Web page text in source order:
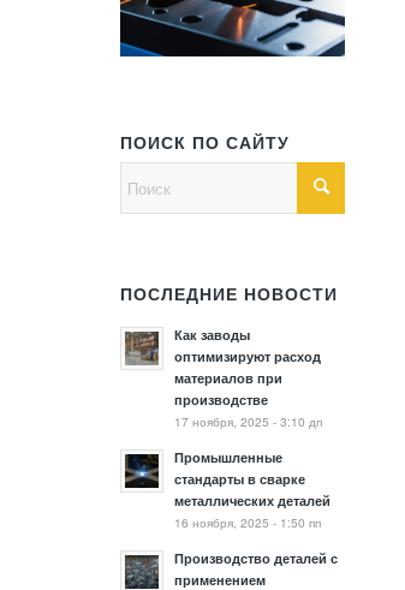
ПОИСК ПО САЙТУ
ПОСЛЕДНИЕ НОВОСТИ
Как заводы
оптимизируют расход
материалов при
производстве
17 ноября, 2025 - 3:10 дп
Промышленные
стандарты в сварке
металлических деталей
16 ноября, 2025 - 1:50 пп
Производство деталей с
применением